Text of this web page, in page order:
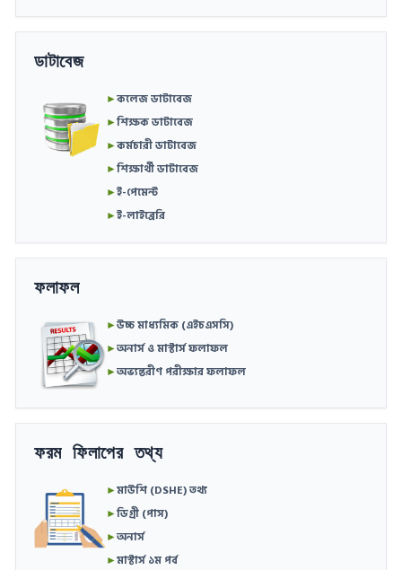
ডাটাবেজ
►কলেজ ডাটাবেজ
►শিক্ষক ডাটাবেজ
►কর্মচারী ডাটাবেজ
►শিক্ষার্থী ডাটাবেজ
►ই-পেমেন্ট
►ই-লাইব্রেরি
ফলাফল
►উচ্চ মাধ্যমিক (এইচএসসি)
►অনার্স ও মাস্টার্স ফলাফল
►অভ্যন্তরীণ পরীক্ষার ফলাফল
ফরম ফিলাপের তথ্য
►মাউশি (DSHE) তথ্য
►ডিগ্রী (পাস)
►অনার্স
►মাস্টার্স ১ম পর্ব